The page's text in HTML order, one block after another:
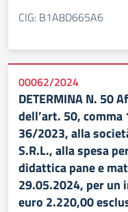
CIG: B1A8D665A6
00062/2024
DETERMINA N. 50
dell’art. 50,
36/2023, alla
S.R.L., alla spesa
didattica pane e
29.05.2024, per
euro 2.220,00